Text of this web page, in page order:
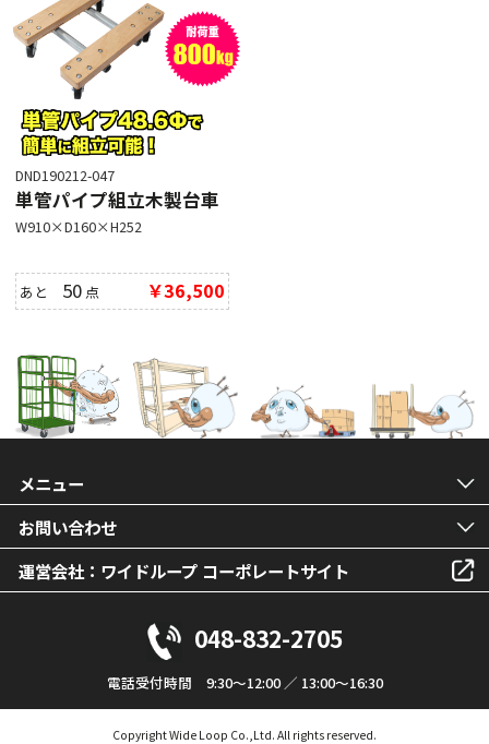
DND190212-047
単管パイプ組立木製台車
W910×D160×H252
あと 50 点 ￥36,500
メニュー
お問い合わせ
運営会社：ワイドループ コーポレートサイト
048-832-2705
電話受付時間 9:30～12:00 ／ 13:00～16:30
Copyright Wide Loop Co.,Ltd. All rights reserved.